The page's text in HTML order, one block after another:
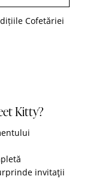
Cofetăriei
Kitty?
invitații